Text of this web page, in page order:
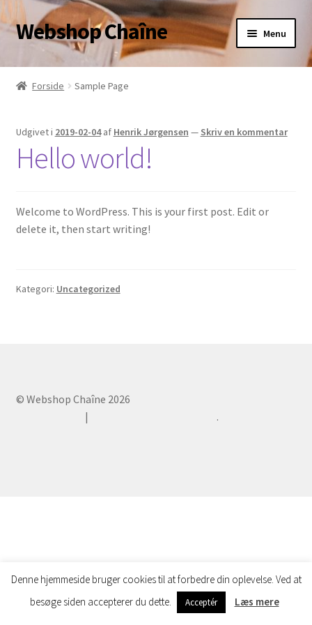
Spring
til
navigation
Spring
til
Webshop Chaîne Menu
Chaîne des Rôtisseurs’ webshop
Forside Sample Page
Udgivet i 2019-02-04 af Henrik Jørgensen — Skriv en kommentar
Hello world!
Welcome to WordPress. This is your first post. Edit or
delete it, then start writing!
Kategori: Uncategorized
© Webshop Chaîne 2026
.
Denne hjemmeside bruger cookies til at forbedre din oplevelse. Ved at
besøge siden accepterer du dette.
Acceptér Læs mere